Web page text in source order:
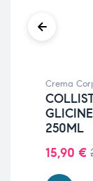
Crema
250ML
15,90 €